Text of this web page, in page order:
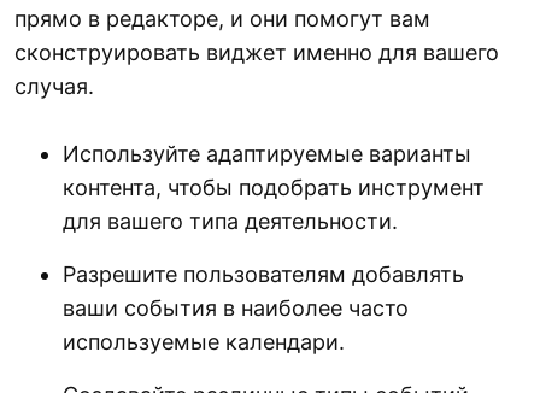
прямо в редакторе, и они помогут вам
сконструировать виджет именно для вашего
случая.
Используйте адаптируемые варианты
контента, чтобы подобрать инструмент
для вашего типа деятельности.
Разрешите пользователям добавлять
ваши события в наиболее часто
используемые календари.